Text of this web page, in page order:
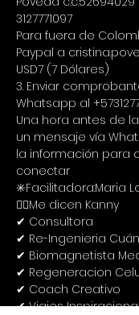
3127771097
Para fuera de
Paypal a
USD7 (7 Dólares)
3. Enviar
Whatsapp al
Una hora antes de
un mensaje vía
la información para
conectar
✳️Facilitadora:Maria
🙋‍♀️Me dicen Kanny
✔ Consultora
✔ Re-Ingenieria
✔ Biomagnetista
✔ Regeneracion
✔ Coach Creativo
✔ Viajes